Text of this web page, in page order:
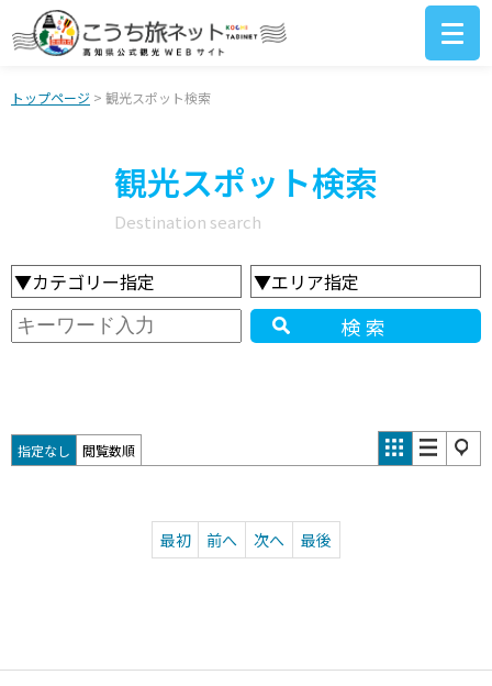
トップページ > 観光スポット検索
観光スポット検索
Destination search
▼カテゴリー指定 ▼エリア指定
検索
指定なし 閲覧数順
最初 前へ 次へ 最後